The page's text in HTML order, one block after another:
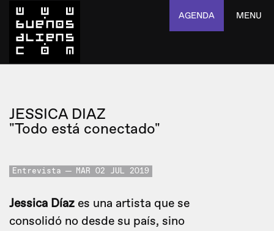
AGENDA MENU
JESSICA DIAZ
"Todo está conectado"
Entrevista MAR 02 JUL 2019
Jessica Díaz es una artista que se
consolidó no desde su país, sino